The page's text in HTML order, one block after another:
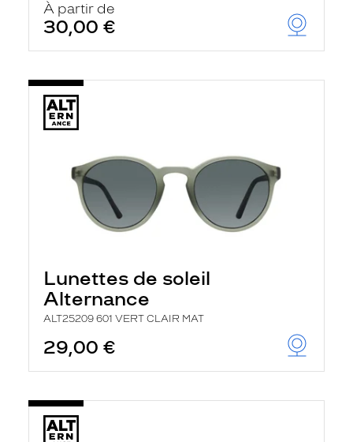
À partir de
30,00 €
Lunettes de soleil
Alternance
ALT25209 601 VERT CLAIR MAT
29,00 €